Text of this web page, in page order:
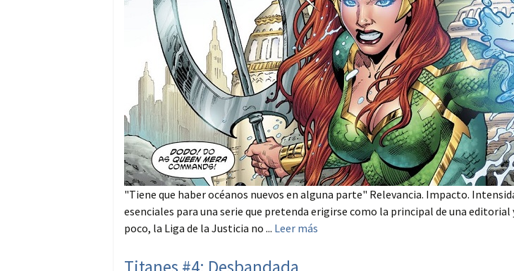
"Tiene que haber océanos nuevos en alguna parte" Relevancia. Impacto.
esenciales para una serie que pretenda erigirse como la principal de una editorial
poco, la Liga de la Justicia no ... Leer más